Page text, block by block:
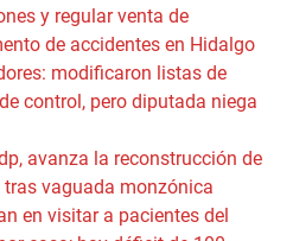
y regular venta de
de accidentes en Hidalgo
modificaron listas de
control, pero diputada niega
avanza la reconstrucción de
vaguada monzónica
en visitar a pacientes del